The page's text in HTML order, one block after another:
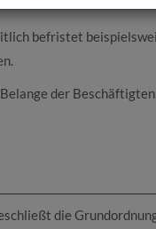
befristet
der Beschäftigten
die